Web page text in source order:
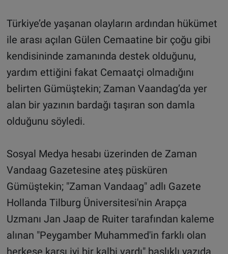
Türkiye’de yaşanan olayların ardından hükümet
ile arası açılan Gülen Cemaatine bir çoğu gibi
kendisininde zamanında destek olduğunu,
yardım ettiğini fakat Cemaatçi olmadığını
belirten Gümüştekin; Zaman Vaandag’da yer
alan bir yazının bardağı taşıran son damla
olduğunu söyledi.
Sosyal Medya hesabı üzerinden de Zaman
Vandaag Gazetesine ateş püsküren
Gümüştekin; "Zaman Vandaag" adlı Gazete
Hollanda Tilburg Üniversitesi'nin Arapça
Uzmanı Jan Jaap de Ruiter tarafından kaleme
alınan "Peygamber Muhammed'in farklı olan
herkese karşı iyi bir kalbi vardı" başlıklı yazıda